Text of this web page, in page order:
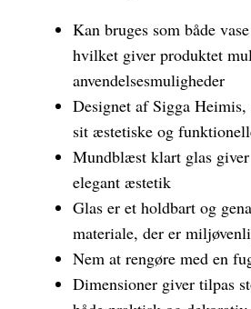
Kan bruges som både
hvilket giver produktet
anvendelsesmuligheder
Designet af Sigga
sit æstetiske og
Mundblæst klart glas
elegant æstetik
Glas er et holdbart og
materiale, der er
Nem at rengøre med en
Dimensioner giver tilpas